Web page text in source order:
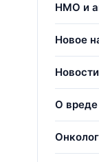
НМО и
Новое
О вреде